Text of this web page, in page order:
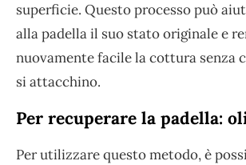
superficie. Questo processo può
alla padella il suo stato originale e
nuovamente facile la cottura senza
si attacchino.
Per recuperare la padella:
Per utilizzare questo metodo, è